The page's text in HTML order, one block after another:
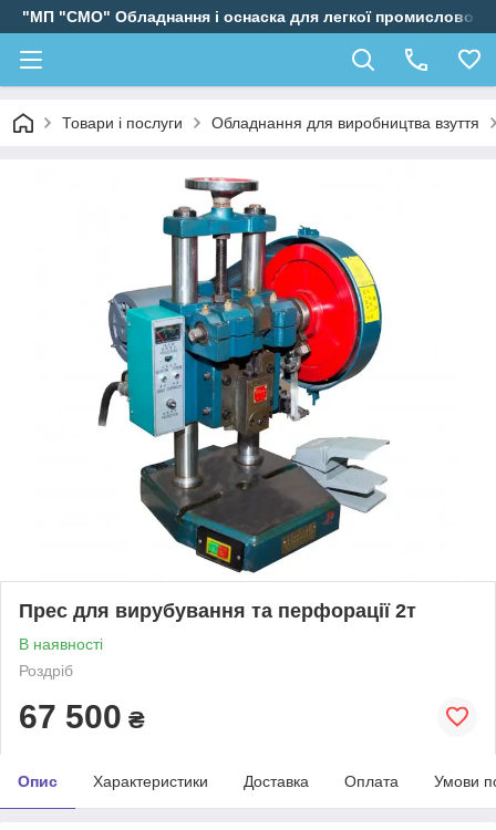
"МП "СМО" Обладнання і оснаска для легкої промисловості
Товари і послуги Обладнання для виробництва взуття
Прес для вирубування та перфорації 2т
В наявності
Роздріб
67 500 ₴
Опис Характеристики Доставка Оплата Умови